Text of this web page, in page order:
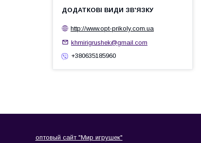
http://www.opt-prikoly.com.ua
khmirigrushek@gmail.com
+380635185960
оптовый сайт "Мир игрушек"